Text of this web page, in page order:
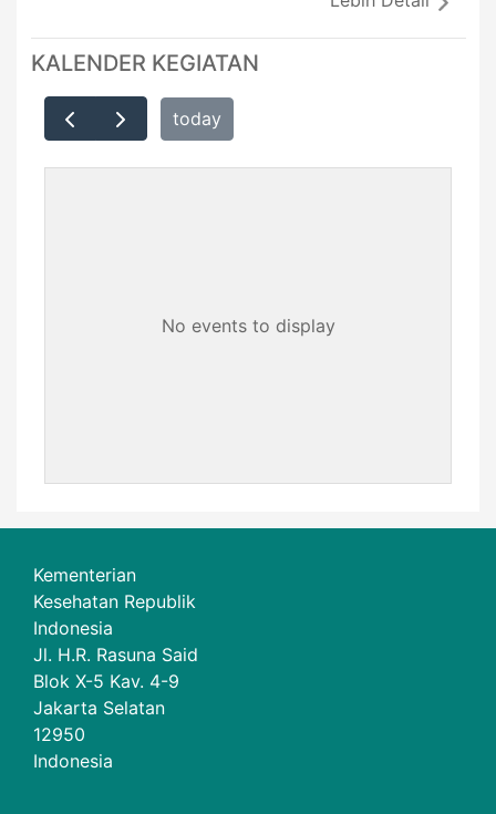
KALENDER KEGIATAN
today
No events to display
Kementerian
Kesehatan Republik
Indonesia
Jl. H.R. Rasuna Said
Blok X-5 Kav. 4-9
Jakarta Selatan
12950
Indonesia